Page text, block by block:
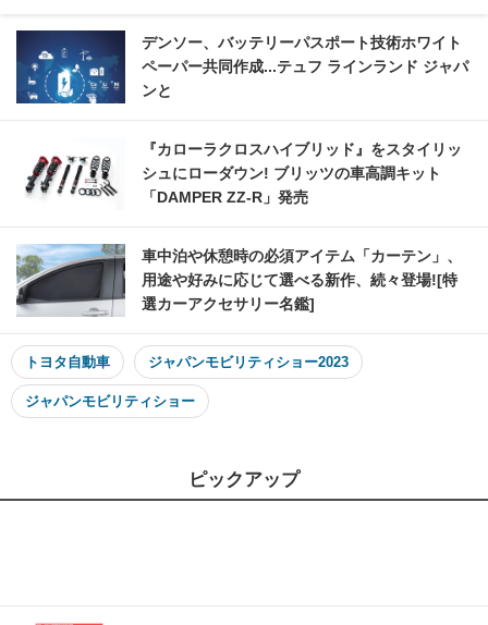
デンソー、バッテリーパスポート技術ホワイト
ペーパー共同作成...テュフ ラインランド ジャパ
ンと
『カローラクロスハイブリッド』をスタイリッ
シュにローダウン! ブリッツの車高調キット
「DAMPER ZZ-R」発売
車中泊や休憩時の必須アイテム「カーテン」、
用途や好みに応じて選べる新作、続々登場![特
選カーアクセサリー名鑑]
トヨタ自動車 ジャパンモビリティショー2023
ジャパンモビリティショー
ピックアップ